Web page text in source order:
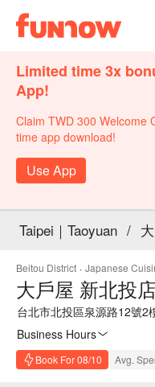
Limited time 3x
App!
Claim TWD 300 Welcome
time app download!
Use App
Taipei｜Taoyuan /
Beitou District · Japanese
大戶屋 新北投店
台北市北投區泉源路12號2
Business Hours
Book For 08/10 Avg.